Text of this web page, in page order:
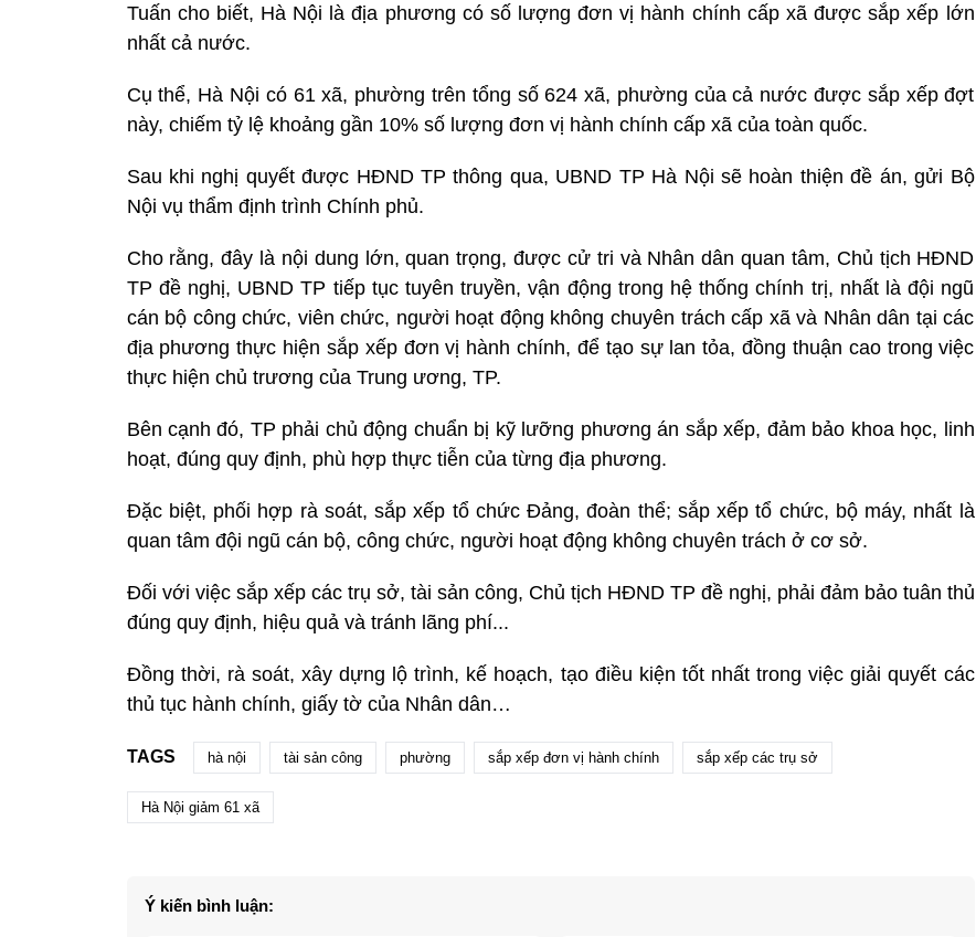
Tuấn cho biết, Hà Nội là địa phương có số lượng đơn vị hành chính cấp xã được sắp xếp lớn
nhất cả nước.
Cụ thể, Hà Nội có 61 xã, phường trên tổng số 624 xã, phường của cả nước được sắp xếp đợt
này, chiếm tỷ lệ khoảng gần 10% số lượng đơn vị hành chính cấp xã của toàn quốc.
Sau khi nghị quyết được HĐND TP thông qua, UBND TP Hà Nội sẽ hoàn thiện đề án, gửi Bộ
Nội vụ thẩm định trình Chính phủ.
Cho rằng, đây là nội dung lớn, quan trọng, được cử tri và Nhân dân quan tâm, Chủ tịch HĐND
TP đề nghị, UBND TP tiếp tục tuyên truyền, vận động trong hệ thống chính trị, nhất là đội ngũ
cán bộ công chức, viên chức, người hoạt động không chuyên trách cấp xã và Nhân dân tại các
địa phương thực hiện sắp xếp đơn vị hành chính, để tạo sự lan tỏa, đồng thuận cao trong việc
thực hiện chủ trương của Trung ương, TP.
Bên cạnh đó, TP phải chủ động chuẩn bị kỹ lưỡng phương án sắp xếp, đảm bảo khoa học, linh
hoạt, đúng quy định, phù hợp thực tiễn của từng địa phương.
Đặc biệt, phối hợp rà soát, sắp xếp tổ chức Đảng, đoàn thể; sắp xếp tổ chức, bộ máy, nhất là
quan tâm đội ngũ cán bộ, công chức, người hoạt động không chuyên trách ở cơ sở.
Đối với việc sắp xếp các trụ sở, tài sản công, Chủ tịch HĐND TP đề nghị, phải đảm bảo tuân thủ
đúng quy định, hiệu quả và tránh lãng phí...
Đồng thời, rà soát, xây dựng lộ trình, kế hoạch, tạo điều kiện tốt nhất trong việc giải quyết các
thủ tục hành chính, giấy tờ của Nhân dân…
TAGS hà nội tài sản công phường sắp xếp đơn vị hành chính sắp xếp các trụ sở
Hà Nội giảm 61 xã
Ý kiến bình luận: